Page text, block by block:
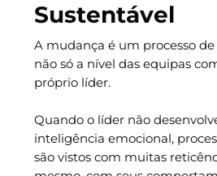
Sustentável
A mudança é um processo
não só a nível das equipas
próprio líder.
Quando o líder não
inteligência emocional,
são vistos com muitas